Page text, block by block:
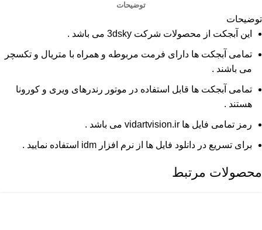
توضیحات
توضیحات
این آبجکت از محصولات شرکت 3dsky می باشد .
تمامی آبجکت ها دارای فرمت مربوطه و همراه با متریال و تکسچر
می باشند .
تمامی آبجکت ها قابل استفاده در موتور رندرهای ویری و کورونا
هستند .
رمز تمامی فایل ها vidartvision.ir می باشد .
برای تسریع در دانلود فایل ها از نرم افزار idm استفاده نمایید .
محصولات مرتبط